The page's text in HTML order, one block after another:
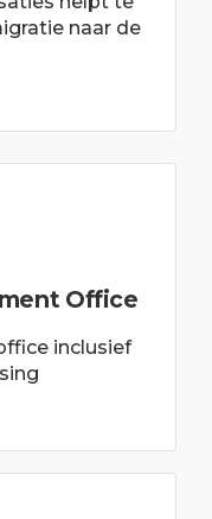
naar de
Office
inclusief